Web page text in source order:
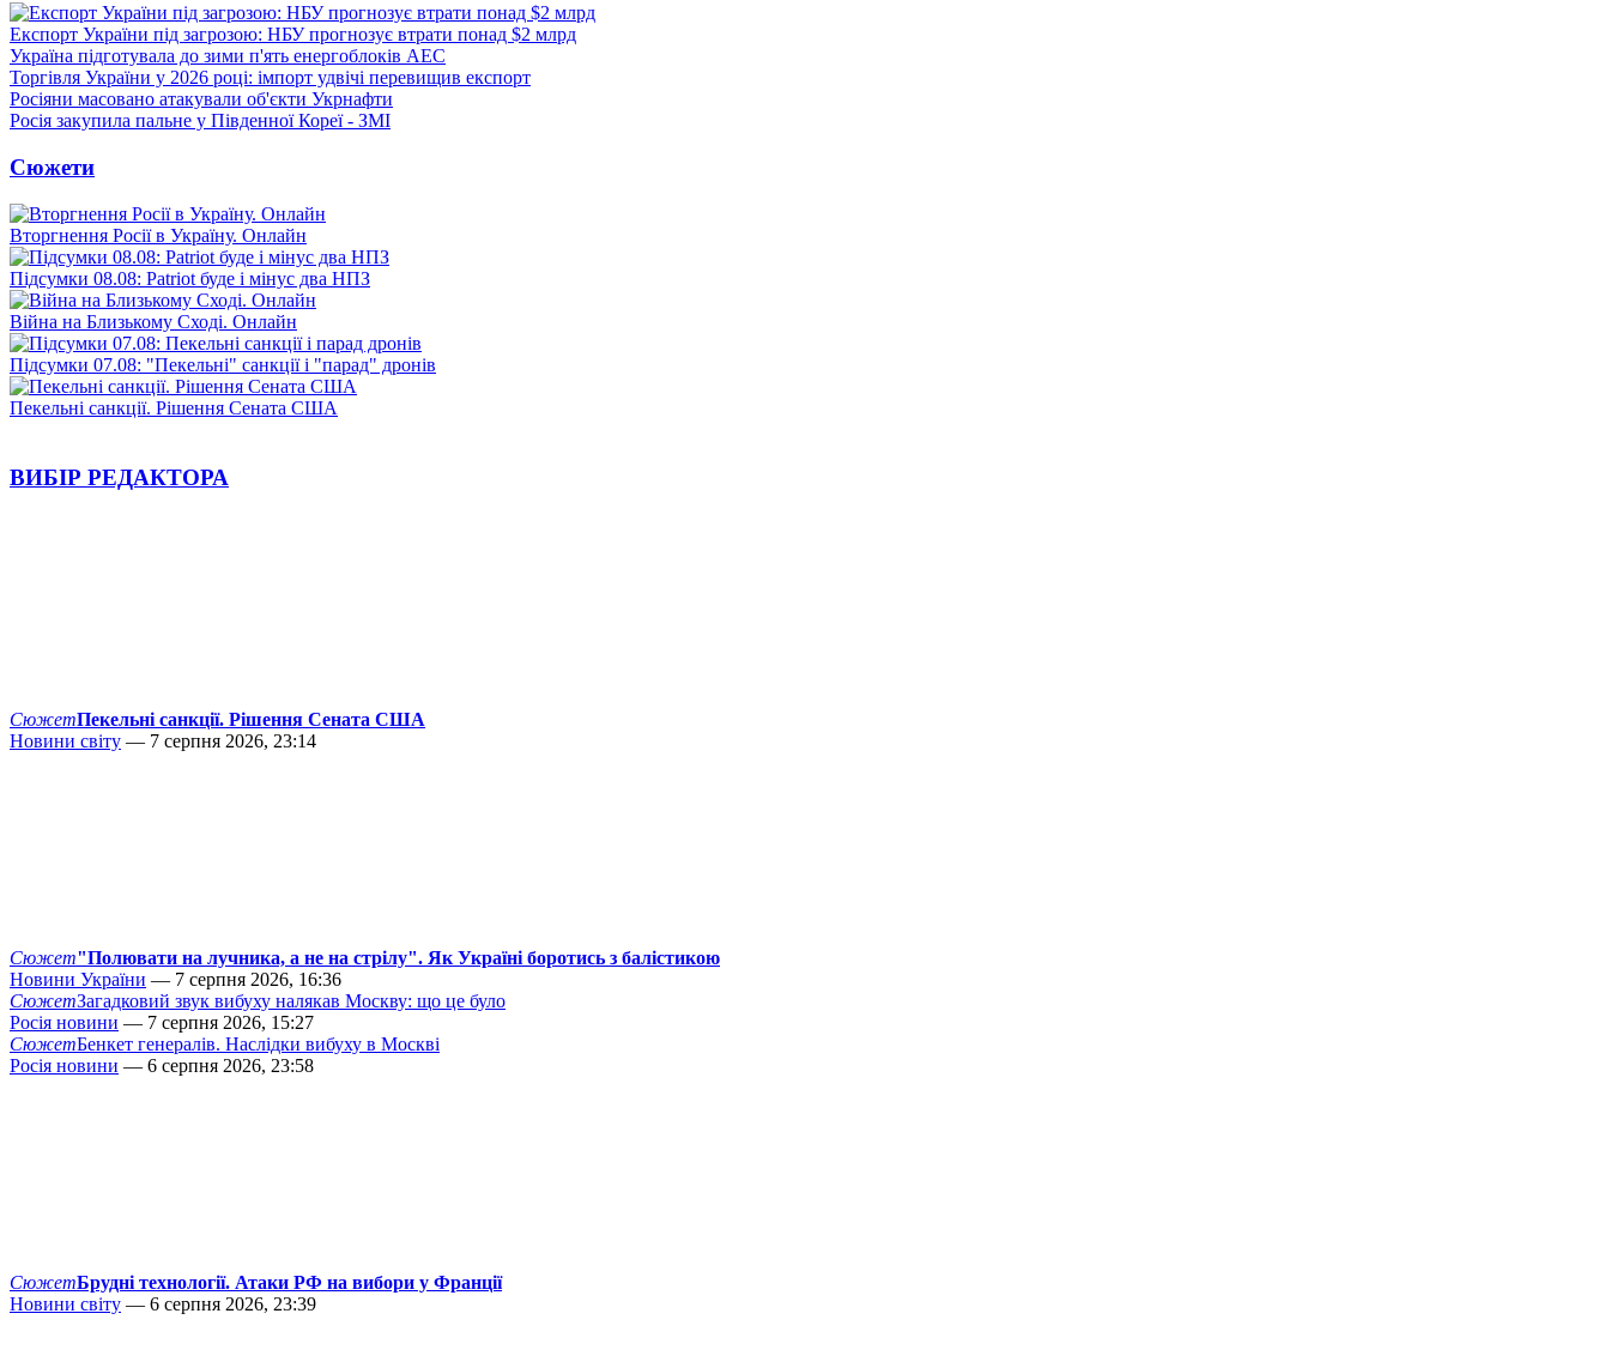
Експорт України під загрозою: НБУ прогнозує втрати понад $2 млрд
Україна підготувала до зими п'ять енергоблоків АЕС
Торгівля України у 2026 році: імпорт удвічі перевищив експорт
Росіяни масовано атакували об'єкти Укрнафти
Росія закупила пальне у Південної Кореї - ЗМІ
Сюжети
Вторгнення Росії в Україну. Онлайн
Підсумки 08.08: Patriot буде і мінус два НПЗ
Війна на Близькому Сході. Онлайн
Підсумки 07.08: "Пекельні" санкції і "парад" дронів
Пекельні санкції. Рішення Сената США
ВИБІР РЕДАКТОРА
СюжетПекельні санкції. Рішення Сената США
Новини світу — 7 серпня 2026, 23:14
Сюжет"Полювати на лучника, а не на стрілу". Як Україні боротись з балістикою
Новини України — 7 серпня 2026, 16:36
СюжетЗагадковий звук вибуху налякав Москву: що це було
Росія новини — 7 серпня 2026, 15:27
СюжетБенкет генералів. Наслідки вибуху в Москві
Росія новини — 6 серпня 2026, 23:58
СюжетБрудні технології. Атаки РФ на вибори у Франції
Новини світу — 6 серпня 2026, 23:39